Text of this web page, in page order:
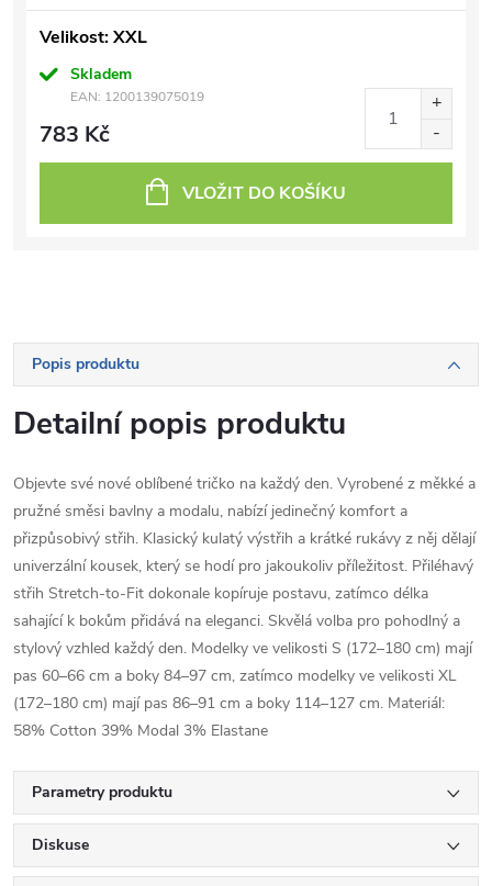
Velikost: XXL
Skladem
EAN: 1200139075019
783 Kč
VLOŽIT DO KOŠÍKU
Popis produktu
Detailní popis produktu
Objevte své nové oblíbené tričko na každý den. Vyrobené z měkké a
pružné směsi bavlny a modalu, nabízí jedinečný komfort a
přizpůsobivý střih. Klasický kulatý výstřih a krátké rukávy z něj dělají
univerzální kousek, který se hodí pro jakoukoliv příležitost. Přiléhavý
střih Stretch-to-Fit dokonale kopíruje postavu, zatímco délka
sahající k bokům přidává na eleganci. Skvělá volba pro pohodlný a
stylový vzhled každý den. Modelky ve velikosti S (172–180 cm) mají
pas 60–66 cm a boky 84–97 cm, zatímco modelky ve velikosti XL
(172–180 cm) mají pas 86–91 cm a boky 114–127 cm. Materiál:
58% Cotton 39% Modal 3% Elastane
Parametry produktu
Diskuse